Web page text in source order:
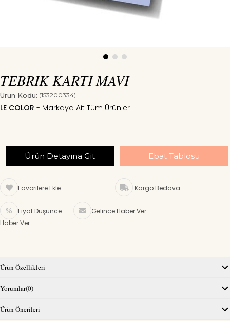
TEBRIK KARTI MAVI
Ürün Kodu: (153200334)
LE COLOR
Ürün Detayına Git Ebat Tablosu
Favorilere Ekle Kargo Bedava
Fiyat Düşünce
Haber Ver
Gelince Haber Ver
Ürün Özellikleri
Yorumlar(0)
Ürün Önerileri